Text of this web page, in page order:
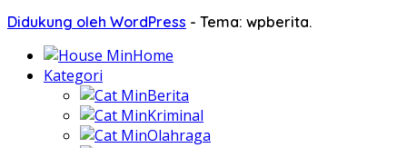
Didukung oleh WordPress - Tema: wpberita.
Home
Kategori
Berita
Kriminal
Olahraga